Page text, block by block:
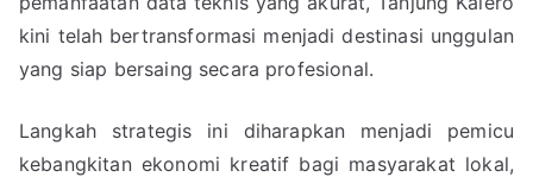
kini telah bertransformasi menjadi destinasi unggulan
yang siap bersaing secara profesional.
Langkah strategis ini diharapkan menjadi pemicu
kebangkitan ekonomi kreatif bagi masyarakat lokal,